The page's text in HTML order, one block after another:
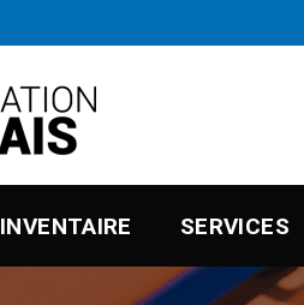
INVENTAIRE SERVICES